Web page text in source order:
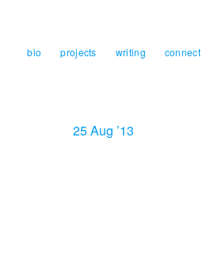
bio projects writing connect
25 Aug ’13